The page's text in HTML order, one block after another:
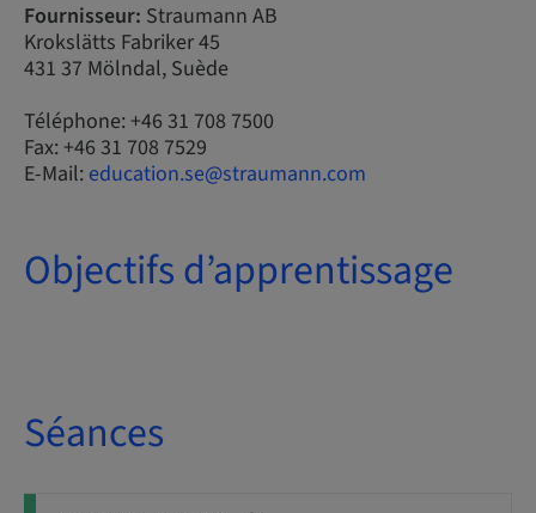
Fournisseur: Straumann AB
Krokslätts Fabriker 45
431 37 Mölndal, Suède
Téléphone: +46 31 708 7500
Fax: +46 31 708 7529
E-Mail: education.se@straumann.com
Objectifs d’apprentissage
Séances